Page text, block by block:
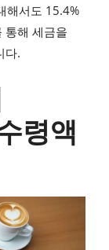
해서도 15.4%
통해 세금을
다.
령액